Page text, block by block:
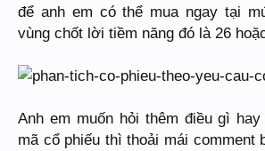
để anh em có thể mua ngay tại
vùng chốt lời tiềm năng đó là 26
Anh em muốn hỏi thêm điều gì
mã cổ phiếu thì thoải mái comment